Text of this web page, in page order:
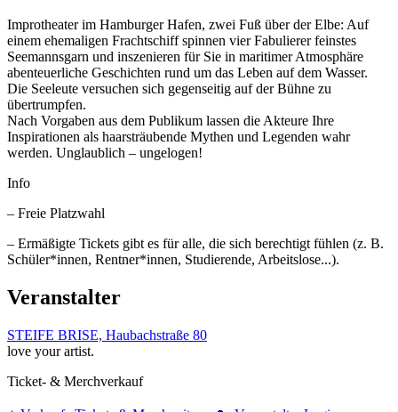
Improtheater im Hamburger Hafen, zwei Fuß über der Elbe: Auf
einem ehemaligen Frachtschiff spinnen vier Fabulierer feinstes
Seemannsgarn und inszenieren für Sie in maritimer Atmosphäre
abenteuerliche Geschichten rund um das Leben auf dem Wasser.
Die Seeleute versuchen sich gegenseitig auf der Bühne zu
übertrumpfen.
Nach Vorgaben aus dem Publikum lassen die Akteure Ihre
Inspirationen als haarsträubende Mythen und Legenden wahr
werden. Unglaublich – ungelogen!
Info
– Freie Platzwahl
– Ermäßigte Tickets gibt es für alle, die sich berechtigt fühlen (z. B.
Schüler*innen, Rentner*innen, Studierende, Arbeitslose...).
Veranstalter
STEIFE BRISE, Haubachstraße 80
love your artist.
Ticket- & Merchverkauf